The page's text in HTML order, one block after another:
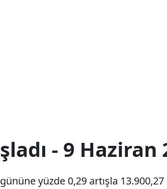
- 9 Haziran
yüzde 0,29 artışla 13.900,27